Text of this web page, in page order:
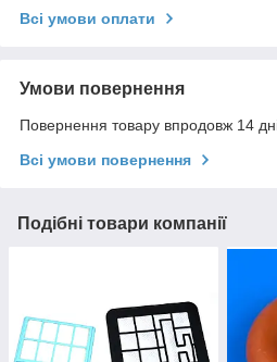
Всі умови оплати
Умови повернення
Повернення товару впродовж 14
Всі умови повернення
Подібні товари компанії